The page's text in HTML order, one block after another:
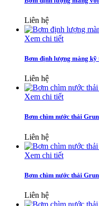
Liên hệ
Xem chi tiết
Bơm định lượng màng kỹ
Liên hệ
Xem chi tiết
Bơm chìm nước thải
Liên hệ
Xem chi tiết
Bơm chìm nước thải
Liên hệ